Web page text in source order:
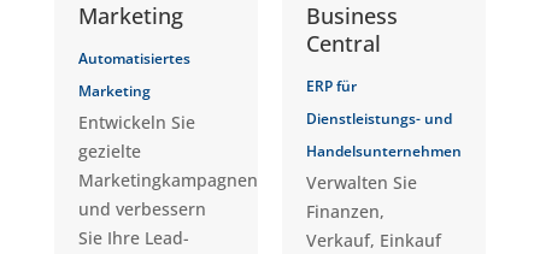
Marketing
Automatisiertes
Marketing
Entwickeln Sie
gezielte
Marketingkampagnen
und verbessern
Sie Ihre Lead-
Business
Central
ERP für
Dienstleistungs- und
Handelsunternehmen
Verwalten Sie
Finanzen,
Verkauf, Einkauf